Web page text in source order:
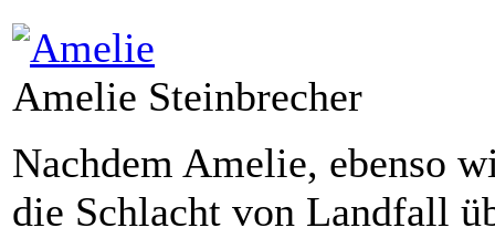
Amelie Steinbrecher
Nachdem Amelie, ebenso
die Schlacht von Landfall